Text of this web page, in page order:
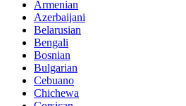
Armenian
Azerbaijani
Belarusian
Bengali
Bosnian
Bulgarian
Cebuano
Chichewa